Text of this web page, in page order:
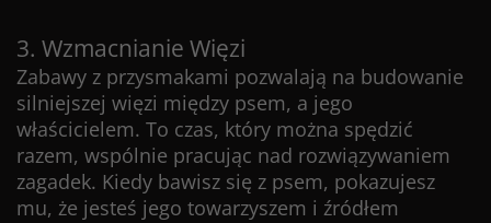
3. Wzmacnianie Więzi
Zabawy z przysmakami pozwalają na budowanie
silniejszej więzi między psem, a jego
właścicielem. To czas, który można spędzić
razem, wspólnie pracując nad rozwiązywaniem
zagadek. Kiedy bawisz się z psem, pokazujesz
mu, że jesteś jego towarzyszem i źródłem